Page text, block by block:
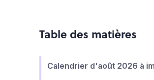
Table des matières
Calendrier d'août 2026 à